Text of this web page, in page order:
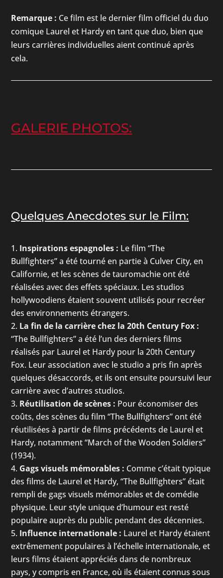
Remarque : Ce film est le dernier film officiel du duo
comique Laurel et Hardy en tant que duo, bien que
leurs carrières individuelles aient continué après
cela.
GALERIE PHOTOS:
Quelques Anecdotes sur le Film:
Inspirations espagnoles : Le film “The
Bullfighters” a été tourné en partie à Culver City, en
Californie, et les scènes de tauromachie ont été
réalisées avec des effets spéciaux. Les studios
hollywoodiens étaient souvent utilisés pour recréer
des environnements étrangers.
La fin de la carrière chez la 20th Century Fox :
“The Bullfighters” a été l’un des derniers films
réalisés par Laurel et Hardy pour la 20th Century
Fox. Leur association avec le studio a pris fin après
quelques désaccords, et ils ont ensuite poursuivi leur
carrière avec d’autres studios.
Réutilisation de scènes : Pour économiser des
coûts, des scènes du film “The Bullfighters” ont été
réutilisées à partir de films précédents de Laurel et
Hardy, notamment “March of the Wooden Soldiers”
(1934).
Gags visuels mémorables : Comme c’était typique
des films de Laurel et Hardy, “The Bullfighters” était
rempli de gags visuels mémorables et de comédie
physique. Leur style unique d’humour est resté
populaire auprès du public pendant des décennies.
Influence internationale : Laurel et Hardy étaient
extrêmement populaires à l’échelle internationale, et
leurs films étaient appréciés dans de nombreux
pays, y compris en France, où ils étaient connus sous